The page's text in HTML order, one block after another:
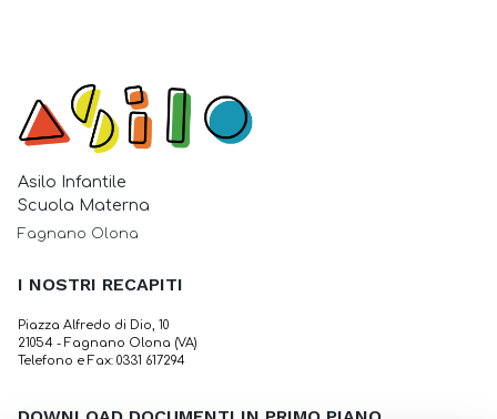
Asilo Infantile
Scuola Materna
Fagnano Olona
I NOSTRI RECAPITI
Piazza Alfredo di Dio, 10
21054 - Fagnano Olona (VA)
Telefono e Fax: 0331 617294